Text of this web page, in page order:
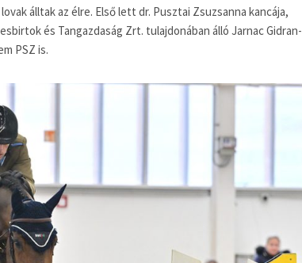
álltak az élre. Első lett dr. Pusztai Zsuzsanna kancája,
és Tangazdaság Zrt. tulajdonában álló Jarnac Gidran-
PSZ is.